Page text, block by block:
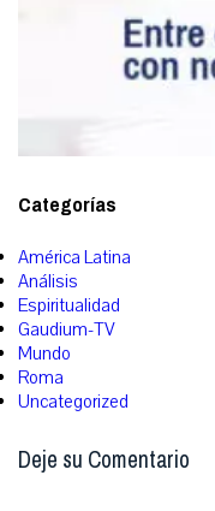
Categorías
América Latina
Análisis
Espiritualidad
Gaudium-TV
Mundo
Roma
Uncategorized
Deje su Comentario